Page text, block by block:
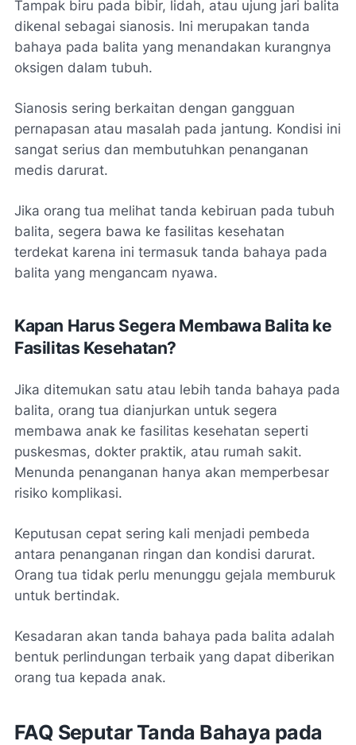
Tampak biru pada bibir, lidah, atau ujung jari balita
dikenal sebagai sianosis. Ini merupakan tanda
bahaya pada balita yang menandakan kurangnya
oksigen dalam tubuh.
Sianosis sering berkaitan dengan gangguan
pernapasan atau masalah pada jantung. Kondisi ini
sangat serius dan membutuhkan penanganan
medis darurat.
Jika orang tua melihat tanda kebiruan pada tubuh
balita, segera bawa ke fasilitas kesehatan
terdekat karena ini termasuk tanda bahaya pada
balita yang mengancam nyawa.
Kapan Harus Segera Membawa Balita ke
Fasilitas Kesehatan?
Jika ditemukan satu atau lebih tanda bahaya pada
balita, orang tua dianjurkan untuk segera
membawa anak ke fasilitas kesehatan seperti
puskesmas, dokter praktik, atau rumah sakit.
Menunda penanganan hanya akan memperbesar
risiko komplikasi.
Keputusan cepat sering kali menjadi pembeda
antara penanganan ringan dan kondisi darurat.
Orang tua tidak perlu menunggu gejala memburuk
untuk bertindak.
Kesadaran akan tanda bahaya pada balita adalah
bentuk perlindungan terbaik yang dapat diberikan
orang tua kepada anak.
FAQ Seputar Tanda Bahaya pada